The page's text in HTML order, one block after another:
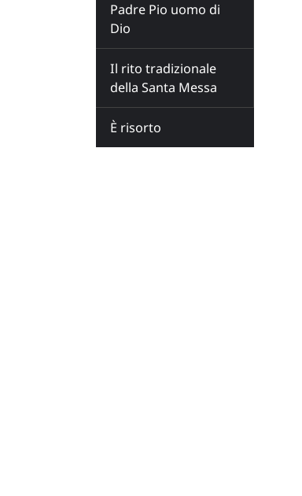
Padre Pio uomo di
Dio
Il rito tradizionale
della Santa Messa
È risorto